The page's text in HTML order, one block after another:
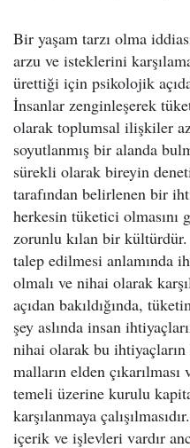
Bir yaşam tarzı olma
arzu ve isteklerini
ürettiği için psikolojik
İnsanlar zenginleşerek
olarak toplumsal ilişkiler
soyutlanmış bir alanda
sürekli olarak bireyin
tarafından belirlenen bir
herkesin tüketici
zorunlu kılan bir
talep edilmesi anlamında
olmalı ve nihai olarak
açıdan bakıldığında,
şey aslında insan
nihai olarak bu ihtiyaçların
malların elden
temeli üzerine kurulu
karşılanmaya
içerik ve işlevleri vardır